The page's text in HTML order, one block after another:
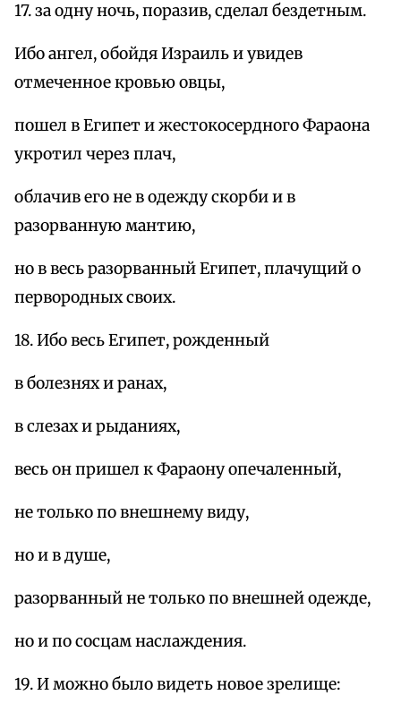
17. за одну ночь, поразив, сделал бездетным.
Ибо ангел, обойдя Израиль и увидев
отмеченное кровью овцы,
пошел в Египет и жестокосердного Фараона
укротил через плач,
облачив его не в одежду скорби и в
разорванную мантию,
но в весь разорванный Египет, плачущий о
первородных своих.
18. Ибо весь Египет, рожденный
в болезнях и ранах,
в слезах и рыданиях,
весь он пришел к Фараону опечаленный,
не только по внешнему виду,
но и в душе,
разорванный не только по внешней одежде,
но и по сосцам наслаждения.
19. И можно было видеть новое зрелище: